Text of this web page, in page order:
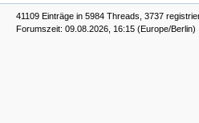
41109 Einträge in 5984 Threads, 3737
Forumszeit: 09.08.2026, 16:15 (Europe/Berlin)